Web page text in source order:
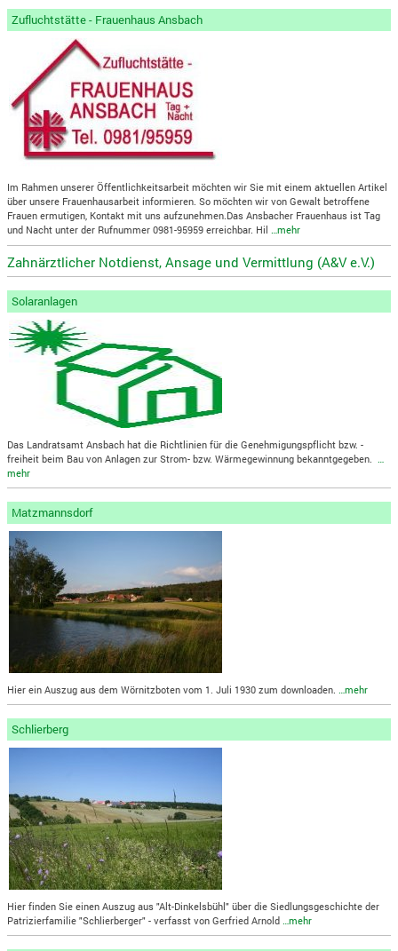
Zufluchtstätte - Frauenhaus Ansbach
Im Rahmen unserer Öffentlichkeitsarbeit möchten wir Sie mit einem aktuellen Artikel
über unsere Frauenhausarbeit informieren. So möchten wir von Gewalt betroffene
Frauen ermutigen, Kontakt mit uns aufzunehmen.Das Ansbacher Frauenhaus ist Tag
und Nacht unter der Rufnummer 0981-95959 erreichbar. Hil…mehr
Zahnärztlicher Notdienst, Ansage und Vermittlung (A&V e.V.)
Solaranlagen
Das Landratsamt Ansbach hat die Richtlinien für die Genehmigungspflicht bzw. -
freiheit beim Bau von Anlagen zur Strom- bzw. Wärmegewinnung bekanntgegeben.
mehr
Matzmannsdorf
Hier ein Auszug aus dem Wörnitzboten vom 1. Juli 1930 zum downloaden. …mehr
Schlierberg
Hier finden Sie einen Auszug aus "Alt-Dinkelsbühl" über die Siedlungsgeschichte der
Patrizierfamilie "Schlierberger" - verfasst von Gerfried Arnold
…mehr